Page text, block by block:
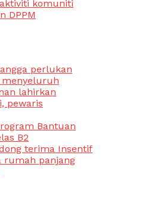
komuniti
DPPM
perlukan
menyeluruh
lahirkan
pewaris
Bantuan
B2
terima Insentif
rumah panjang